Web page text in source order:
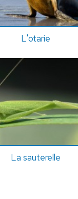
L'otarie
La sauterelle